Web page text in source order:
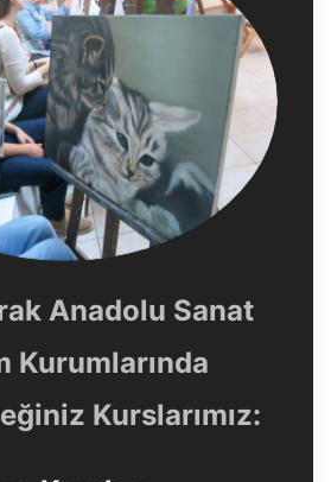
Anadolu Sanat
Kurumlarında
Kurslarımız: